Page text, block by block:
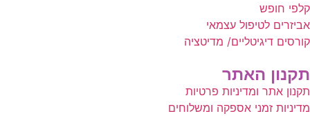
קלפי חופש
אביזרים לטיפול עצמאי
קורסים דיגיטליים/ מדיטציה
תקנון האתר
תקנון אתר ומדיניות פרטיות
מדיניות זמני אספקה ומשלוחים